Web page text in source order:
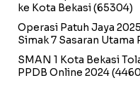
ke Kota Bekasi(65304)
Operasi Patuh Jaya
Simak 7 Sasaran Utama
SMAN 1 Kota Bekasi
PPDB Online 2024